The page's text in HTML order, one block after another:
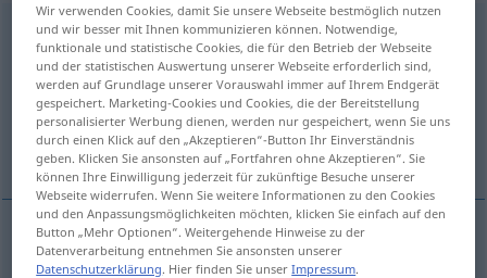
bestrastan <-sno>
Übersicht aller Übersetzungen
(Für mehr Details die Übersetzung anklicken/antippen)
leidenschaftslos
leidenschaftslos bestrastan
Wir verwenden Cookies, damit Sie unsere Webseite bestmöglich nutzen
und wir besser mit Ihnen kommunizieren können. Notwendige,
funktionale und statistische Cookies, die für den Betrieb der Webseite
und der statistischen Auswertung unserer Webseite erforderlich sind,
werden auf Grundlage unserer Vorauswahl immer auf Ihrem Endgerät
gespeichert. Marketing-Cookies und Cookies, die der Bereitstellung
personalisierter Werbung dienen, werden nur gespeichert, wenn Sie uns
durch einen Klick auf den „Akzeptieren“-Button Ihr Einverständnis
geben. Klicken Sie ansonsten auf „Fortfahren ohne Akzeptieren“. Sie
können Ihre Einwilligung jederzeit für zukünftige Besuche unserer
Webseite widerrufen. Wenn Sie weitere Informationen zu den Cookies
und den Anpassungsmöglichkeiten möchten, klicken Sie einfach auf den
Button „Mehr Optionen“. Weitergehende Hinweise zu der
Datenverarbeitung entnehmen Sie ansonsten unserer
Datenschutzerklärung. Hier finden Sie unserImpressum.